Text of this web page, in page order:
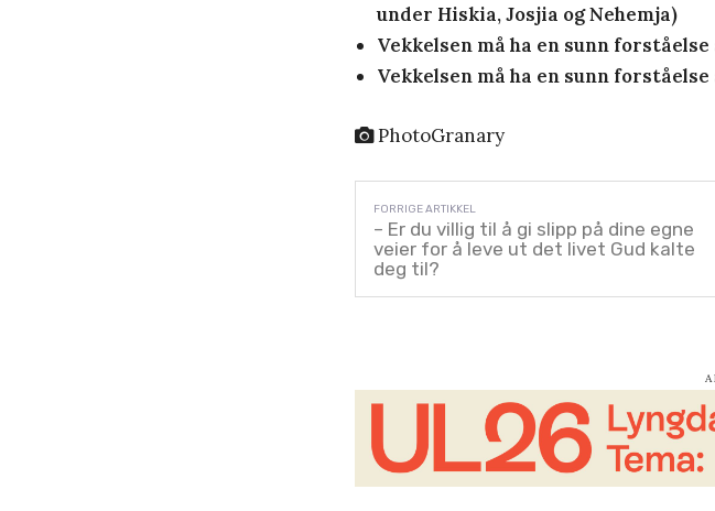
under Hiskia, Josjia og Nehemja)
Vekkelsen må ha en sunn
Vekkelsen må ha en sunn
PhotoGranary
– Er du villig til å gi slipp på dine egne
veier for å leve ut det livet Gud kalte
deg til?